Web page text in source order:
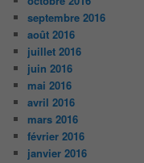
septembre 2016
août 2016
juillet 2016
juin 2016
mai 2016
avril 2016
mars 2016
février 2016
janvier 2016